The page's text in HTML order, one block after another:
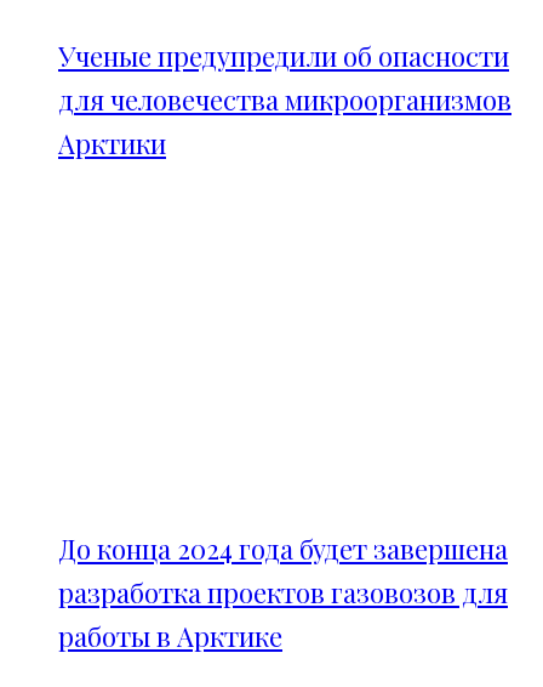
Ученые предупредили об опасности
для человечества микроорганизмов
Арктики
До конца 2024 года будет завершена
разработка проектов газовозов для
работы в Арктике